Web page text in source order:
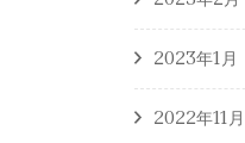
2023年1月
2022年11月